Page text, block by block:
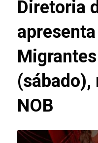
Diretoria
(sábado),
NOB